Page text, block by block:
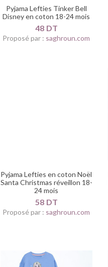
Pyjama Lefties Tinker Bell
Disney en coton 18-24 mois
48 DT
Proposé par : saghroun.com
Pyjama Lefties en coton Noël
Santa Christmas réveillon 18-
24 mois
58 DT
Proposé par : saghroun.com